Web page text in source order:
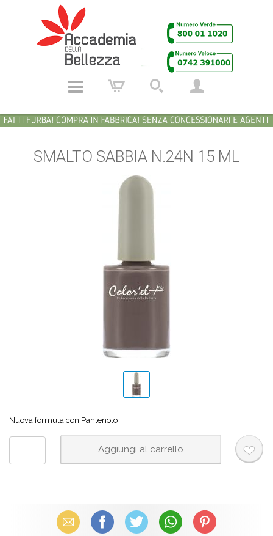
SMALTO SABBIA N.24N 15 ML
Nuova formula con Pantenolo
Email Facebook X (Twitter) WhatsAppPinterest